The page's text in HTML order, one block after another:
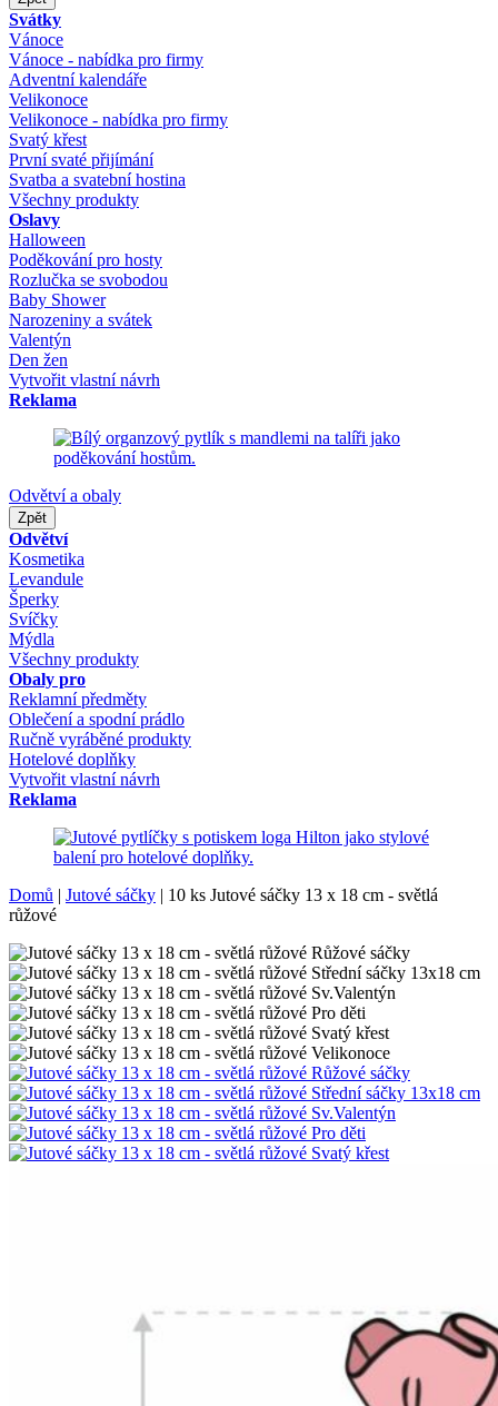
Svátky
Vánoce
Vánoce - nabídka pro firmy
Adventní kalendáře
Velikonoce
Velikonoce - nabídka pro firmy
Svatý křest
První svaté přijímání
Svatba a svatební hostina
Všechny produkty
Oslavy
Halloween
Poděkování pro hosty
Rozlučka se svobodou
Baby Shower
Narozeniny a svátek
Valentýn
Den žen
Vytvořit vlastní návrh
Reklama
Odvětví a obaly
Zpět
Odvětví
Kosmetika
Levandule
Šperky
Svíčky
Mýdla
Všechny produkty
Obaly pro
Reklamní předměty
Oblečení a spodní prádlo
Ručně vyráběné produkty
Hotelové doplňky
Vytvořit vlastní návrh
Reklama
Domů | Jutové sáčky | 10 ks Jutové sáčky 13 x 18 cm - světlá
růžové